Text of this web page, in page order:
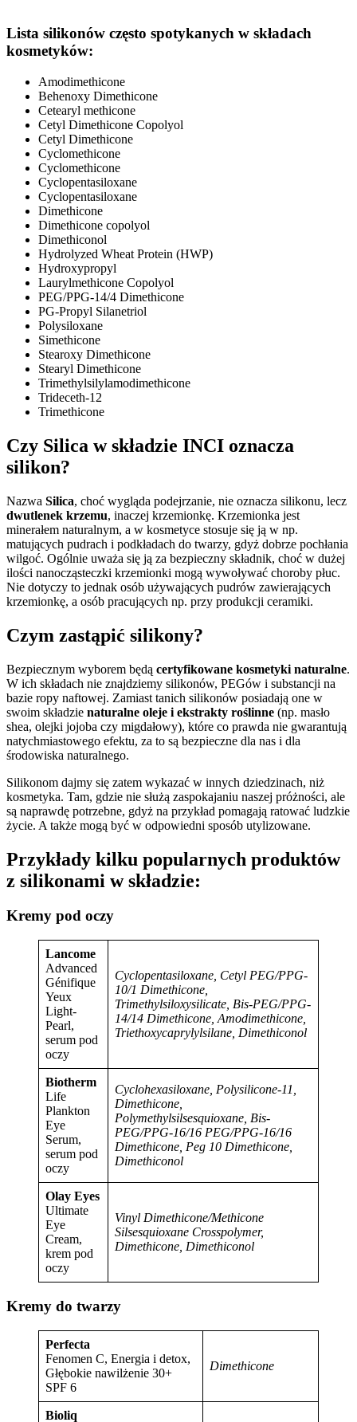
Lista silikonów często spotykanych w składach
kosmetyków:
Amodimethicone
Behenoxy Dimethicone
Cetearyl methicone
Cetyl Dimethicone Copolyol
Cetyl Dimethicone
Cyclomethicone
Cyclomethicone
Cyclopentasiloxane
Cyclopentasiloxane
Dimethicone
Dimethicone copolyol
Dimethiconol
Hydrolyzed Wheat Protein (HWP)
Hydroxypropyl
Laurylmethicone Copolyol
PEG/PPG-14/4 Dimethicone
PG-Propyl Silanetriol
Polysiloxane
Simethicone
Stearoxy Dimethicone
Stearyl Dimethicone
Trimethylsilylamodimethicone
Trideceth-12
Trimethicone
Czy Silica w składzie INCI oznacza
silikon?
Nazwa Silica, choć wygląda podejrzanie, nie oznacza silikonu, lecz
dwutlenek krzemu, inaczej krzemionkę. Krzemionka jest
minerałem naturalnym, a w kosmetyce stosuje się ją w np.
matujących pudrach i podkładach do twarzy, gdyż dobrze pochłania
wilgoć. Ogólnie uważa się ją za bezpieczny składnik, choć w dużej
ilości nanocząsteczki krzemionki mogą wywoływać choroby płuc.
Nie dotyczy to jednak osób używających pudrów zawierających
krzemionkę, a osób pracujących np. przy produkcji ceramiki.
Czym zastąpić silikony?
Bezpiecznym wyborem będą certyfikowane kosmetyki naturalne.
W ich składach nie znajdziemy silikonów, PEGów i substancji na
bazie ropy naftowej. Zamiast tanich silikonów posiadają one w
swoim składzie naturalne oleje i ekstrakty roślinne (np. masło
shea, olejki jojoba czy migdałowy), które co prawda nie gwarantują
natychmiastowego efektu, za to są bezpieczne dla nas i dla
środowiska naturalnego.
Silikonom dajmy się zatem wykazać w innych dziedzinach, niż
kosmetyka. Tam, gdzie nie służą zaspokajaniu naszej próżności, ale
są naprawdę potrzebne, gdyż na przykład pomagają ratować ludzkie
życie. A także mogą być w odpowiedni sposób utylizowane.
Przykłady kilku popularnych produktów
z silikonami w składzie:
Kremy pod oczy
Lancome
Advanced
Génifique
Yeux
Light-
Pearl,
serum pod
oczy
Cyclopentasiloxane, Cetyl PEG/PPG-
10/1 Dimethicone,
Trimethylsiloxysilicate, Bis-PEG/PPG-
14/14 Dimethicone, Amodimethicone,
Triethoxycaprylylsilane, Dimethiconol
Biotherm
Life
Plankton
Eye
Serum,
serum pod
oczy
Cyclohexasiloxane, Polysilicone-11,
Dimethicone,
Polymethylsilsesquioxane, Bis-
PEG/PPG-16/16 PEG/PPG-16/16
Dimethicone, Peg 10 Dimethicone,
Dimethiconol
Olay Eyes
Ultimate
Eye
Cream,
krem pod
oczy
Vinyl Dimethicone/Methicone
Silsesquioxane Crosspolymer,
Dimethicone, Dimethiconol
Kremy do twarzy
Perfecta
Fenomen C, Energia i detox,
Głębokie nawilżenie 30+
SPF 6
Dimethicone
Bioliq